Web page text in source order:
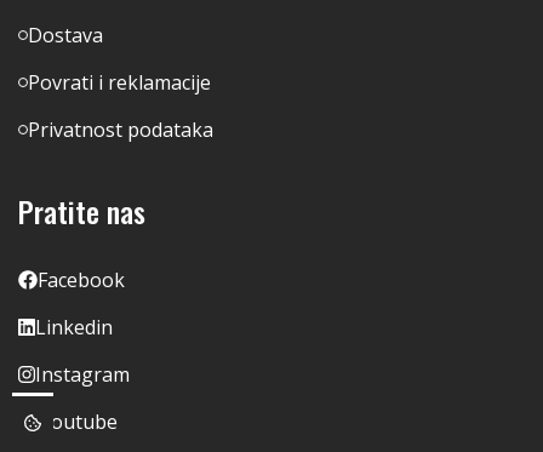
Dostava
Povrati i reklamacije
Privatnost podataka
Pratite nas
Facebook
Linkedin
Instagram
Youtube